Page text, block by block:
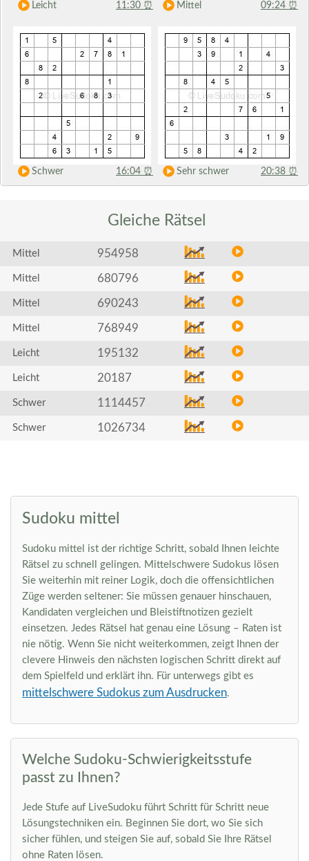
Leicht 11:30 ⏰ Mittel 09:24 ⏰
Schwer 16:04 ⏰ Sehr schwer 20:38 ⏰
Gleiche Rätsel
Mittel 954958
Mittel 680796
Mittel 690243
Mittel 768949
Leicht 195132
Leicht 20187
Schwer 1114457
Schwer 1026734
Sudoku mittel
Sudoku mittel ist der richtige Schritt, sobald Ihnen leichte
Rätsel zu schnell gelingen. Mittelschwere Sudokus lösen
Sie weiterhin mit reiner Logik, doch die offensichtlichen
Züge werden seltener: Sie müssen genauer hinschauen,
Kandidaten vergleichen und Bleistiftnotizen gezielt
einsetzen. Jedes Rätsel hat genau eine Lösung – Raten ist
nie nötig. Wenn Sie nicht weiterkommen, zeigt Ihnen der
clevere Hinweis den nächsten logischen Schritt direkt auf
dem Spielfeld und erklärt ihn. Für unterwegs gibt es
mittelschwere Sudokus zum Ausdrucken.
Welche Sudoku-Schwierigkeitsstufe
passt zu Ihnen?
Jede Stufe auf LiveSudoku führt Schritt für Schritt neue
Lösungstechniken ein. Beginnen Sie dort, wo Sie sich
sicher fühlen, und steigen Sie auf, sobald Sie Ihre Rätsel
ohne Raten lösen.